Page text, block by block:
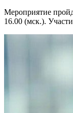
Мероприятие
16.00 (мск.).